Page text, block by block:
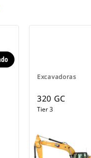
Excavadoras
320 GC
Tier 3